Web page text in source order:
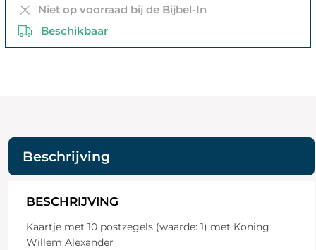
Niet op voorraad bij de Bijbel-In
Beschikbaar
Beschrijving
BESCHRIJVING
Kaartje met 10 postzegels (waarde: 1) met Koning
Willem Alexander